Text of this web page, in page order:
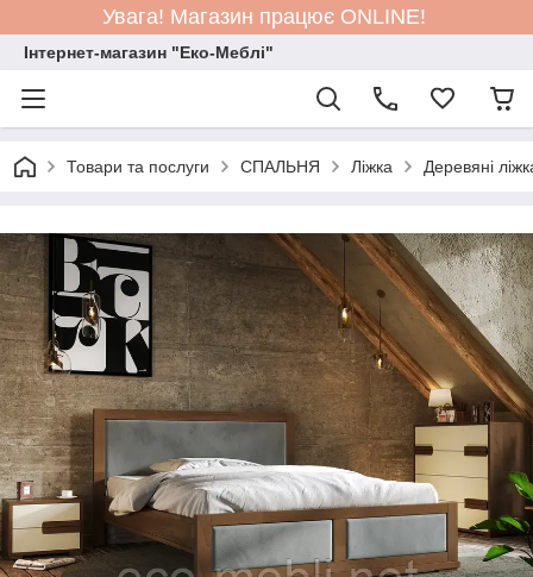
Увага! Магазин працює ONLINE!
Інтернет-магазин "Еко-Меблі"
Товари та послуги СПАЛЬНЯ Ліжка Деревяні